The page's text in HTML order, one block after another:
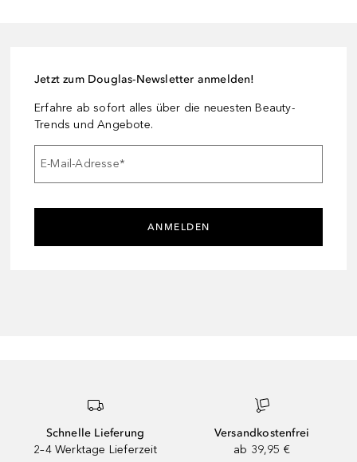
Jetzt zum Douglas-Newsletter anmelden!
Erfahre ab sofort alles über die neuesten Beauty-
Trends und Angebote.
E-Mail-Adresse*
ANMELDEN
Schnelle Lieferung
2–4 Werktage Lieferzeit
Versandkostenfrei
ab 39,95 €